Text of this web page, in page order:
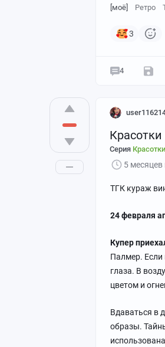
[моё] Ретро
3
4
Серия
5 месяцев
ТГК кураж
24 февраля
Купер
Палмер. Если
глаза. В
цветом и
Вдаваться в
образы.